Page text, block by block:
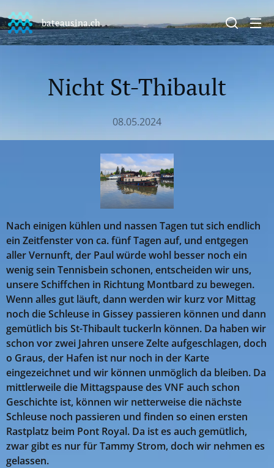
bateausina.ch
Nicht St-Thibault
08.05.2024
Nach einigen kühlen und nassen Tagen tut sich endlich
ein Zeitfenster von ca. fünf Tagen auf, und entgegen
aller Vernunft, der Paul würde wohl besser noch ein
wenig sein Tennisbein schonen, entscheiden wir uns,
unsere Schiffchen in Richtung Montbard zu bewegen.
Wenn alles gut läuft, dann werden wir kurz vor Mittag
noch die Schleuse in Gissey passieren können und dann
gemütlich bis St-Thibault tuckerln können. Da haben wir
schon vor zwei Jahren unsere Zelte aufgeschlagen, doch
o Graus, der Hafen ist nur noch in der Karte
eingezeichnet und wir können unmöglich da bleiben. Da
mittlerweile die Mittagspause des VNF auch schon
Geschichte ist, können wir netterweise die nächste
Schleuse noch passieren und finden so einen ersten
Rastplatz beim Pont Royal. Da ist es auch gemütlich,
zwar gibt es nur für Tammy Strom, doch wir nehmen es
gelassen.